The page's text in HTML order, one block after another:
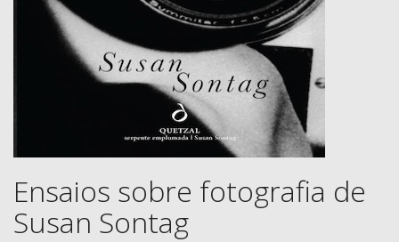
Ensaios sobre fotografia de
Susan Sontag